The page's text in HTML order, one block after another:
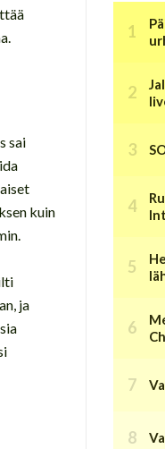
sai
kuin
ja